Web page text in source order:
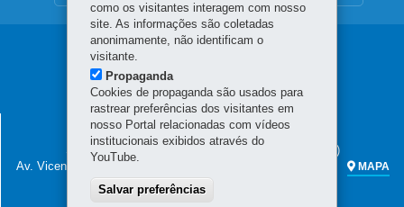
Navegação
principal
SECRETARIA DA FAZENDA
Sede administrativa (não há atendimento ao público)
Av. Vicente Machado, 445 - Centro
MAPA
Atendimento telefônico das 7h às 19h
como os visitantes interagem com nosso
site. As informações são coletadas
anonimamente, não identificam o
visitante.
Propaganda
Cookies de propaganda são usados para
rastrear preferências dos visitantes em
nosso Portal relacionadas com vídeos
institucionais exibidos através do
YouTube.
Salvar preferências